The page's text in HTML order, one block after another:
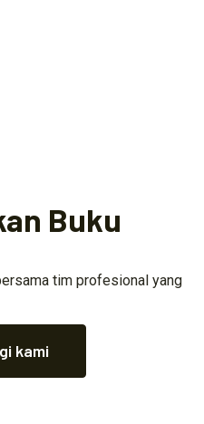
Buku
tim profesional yang
kami